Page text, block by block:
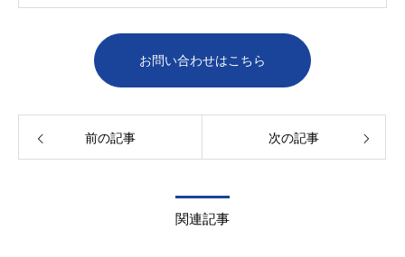
お問い合わせはこちら
前の記事 次の記事
関連記事